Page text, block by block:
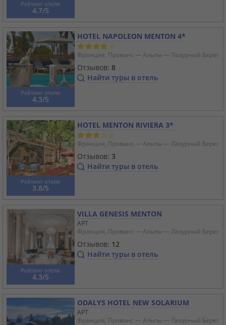
Рейтинг отеля:
4.7/5
Рейтинг отеля:
4.3/5
HOTEL NAPOLEON MENTON 4*
Франция, Прованс — Альпы — Лазурный Берег
Отзывов: 8
Найти туры в отель
Рейтинг отеля:
3.8/5
HOTEL MENTON RIVIERA 3*
Франция, Прованс — Альпы — Лазурный Берег
Отзывов: 3
Найти туры в отель
Рейтинг отеля:
4.3/5
VILLA GENESIS MENTON
APT
Франция, Прованс — Альпы — Лазурный Берег
Отзывов: 12
Найти туры в отель
ODALYS HOTEL NEW SOLARIUM
APT
Франция, Прованс — Альпы — Лазурный Берег